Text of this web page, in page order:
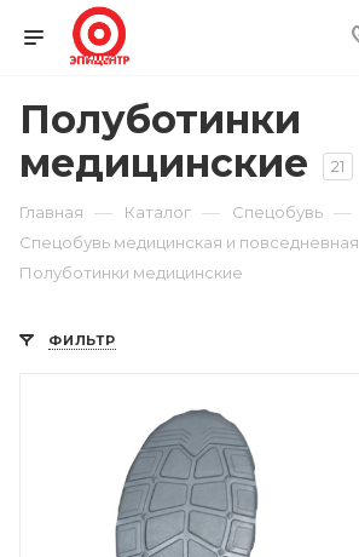
Полуботинки
медицинские
21
Главная — Каталог — Спецобувь —
Спецобувь медицинская и повседневная
Полуботинки медицинские
ФИЛЬТР